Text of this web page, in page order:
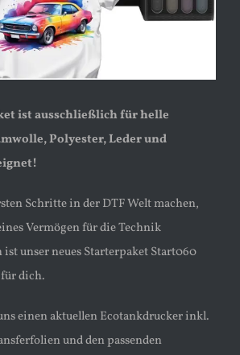
ist ausschließlich für helle
Polyester, Leder und
Schritte in der DTF Welt machen,
Vermögen für die Technik
ist unser neues Starterpaket Start060
dich.
einen aktuellen Ecotankdrucker inkl.
und den passenden